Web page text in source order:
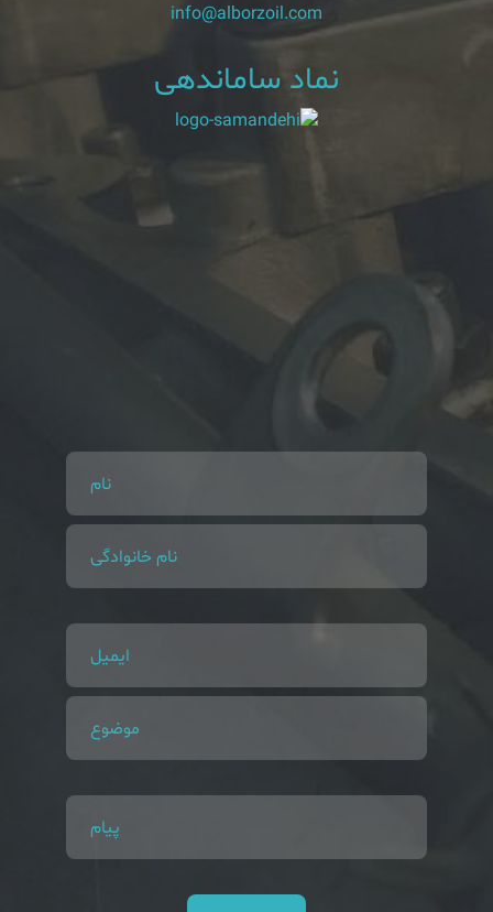
info@alborzoil.com
نماد ساماندهی
نام
نام خانوادگی
ایمیل
موضوع
پیام